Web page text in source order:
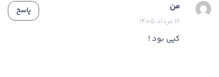
من
16 مرداد 1405
کپی بود !
پاسخ